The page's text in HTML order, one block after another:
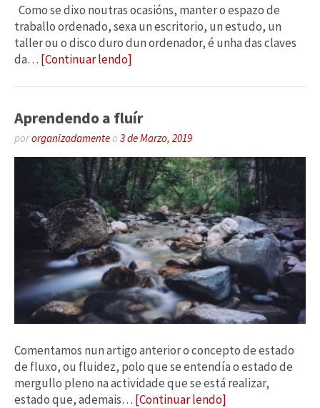
Como se dixo noutras ocasións, manter o espazo de
traballo ordenado, sexa un escritorio, un estudo, un
taller ou o disco duro dun ordenador, é unha das claves
da… [Continuar lendo]
Aprendendo a fluír
pororganizadamenteo 3 de Marzo, 2019
Comentamos nun artigo anterior o concepto de estado
de fluxo, ou fluidez, polo que se entendía o estado de
mergullo pleno na actividade que se está realizar,
estado que, ademais… [Continuar lendo]